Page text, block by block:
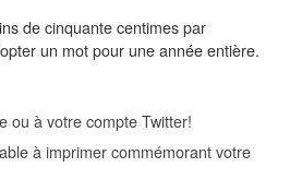
de cinquante centimes par
un mot pour une année entière.
ou à votre compte Twitter!
à imprimer commémorant votre